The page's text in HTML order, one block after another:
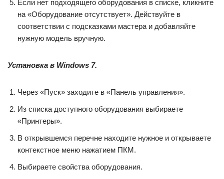
Если нет подходящего оборудования в списке, кликните
на «Оборудование отсутствует». Действуйте в
соответствии с подсказками мастера и добавляйте
нужную модель вручную.
Установка в Windows 7.
Через «Пуск» заходите в «Панель управления».
Из списка доступного оборудования выбираете
«Принтеры».
В открывшемся перечне находите нужное и открываете
контекстное меню нажатием ПКМ.
Выбираете свойства оборудования.